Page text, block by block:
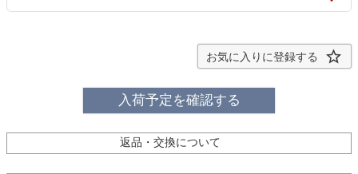
ファブリック
お気に入りに登録する
入荷予定を確認する
返品・交換について